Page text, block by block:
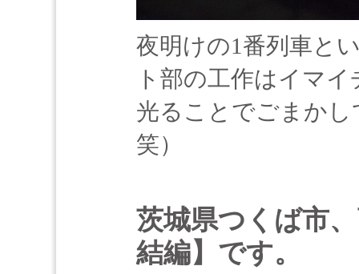
夜明けの1番列車と
ト部の工作はイマ
光ることでごまか
笑）
茨城県つくば市
結編】です。